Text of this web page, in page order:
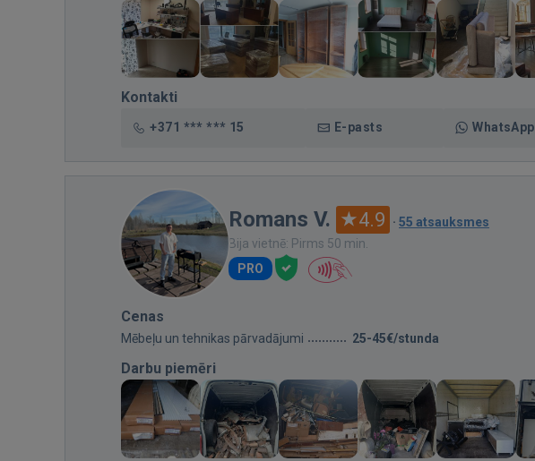
Kontakti
+371 *** *** 15 E-pasts WhatsApp
Romans V. 4.9 · 55 atsauksmes
Bija vietnē: Pirms 50 min.
PRO
Cenas
Mēbeļu un tehnikas pārvadājumi 25-45€/stunda
Darbu piemēri